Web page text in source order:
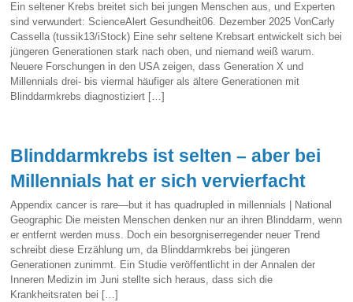
Ein seltener Krebs breitet sich bei jungen Menschen aus, und Experten
sind verwundert: ScienceAlert Gesundheit06. Dezember 2025 VonCarly
Cassella (tussik13/iStock) Eine sehr seltene Krebsart entwickelt sich bei
jüngeren Generationen stark nach oben, und niemand weiß warum.
Neuere Forschungen in den USA zeigen, dass Generation X und
Millennials drei- bis viermal häufiger als ältere Generationen mit
Blinddarmkrebs diagnostiziert […]
Blinddarmkrebs ist selten – aber bei
Millennials hat er sich vervierfacht
Appendix cancer is rare—but it has quadrupled in millennials | National
Geographic Die meisten Menschen denken nur an ihren Blinddarm, wenn
er entfernt werden muss. Doch ein besorgniserregender neuer Trend
schreibt diese Erzählung um, da Blinddarmkrebs bei jüngeren
Generationen zunimmt. Ein Studie veröffentlicht in der Annalen der
Inneren Medizin im Juni stellte sich heraus, dass sich die
Krankheitsraten bei […]